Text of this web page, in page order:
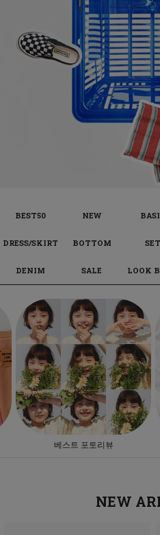
BEST50 NEW
DRESS/SKIRT BOTTOM SET
DENIM SALE LOOK
베스트 포토리뷰
NEW